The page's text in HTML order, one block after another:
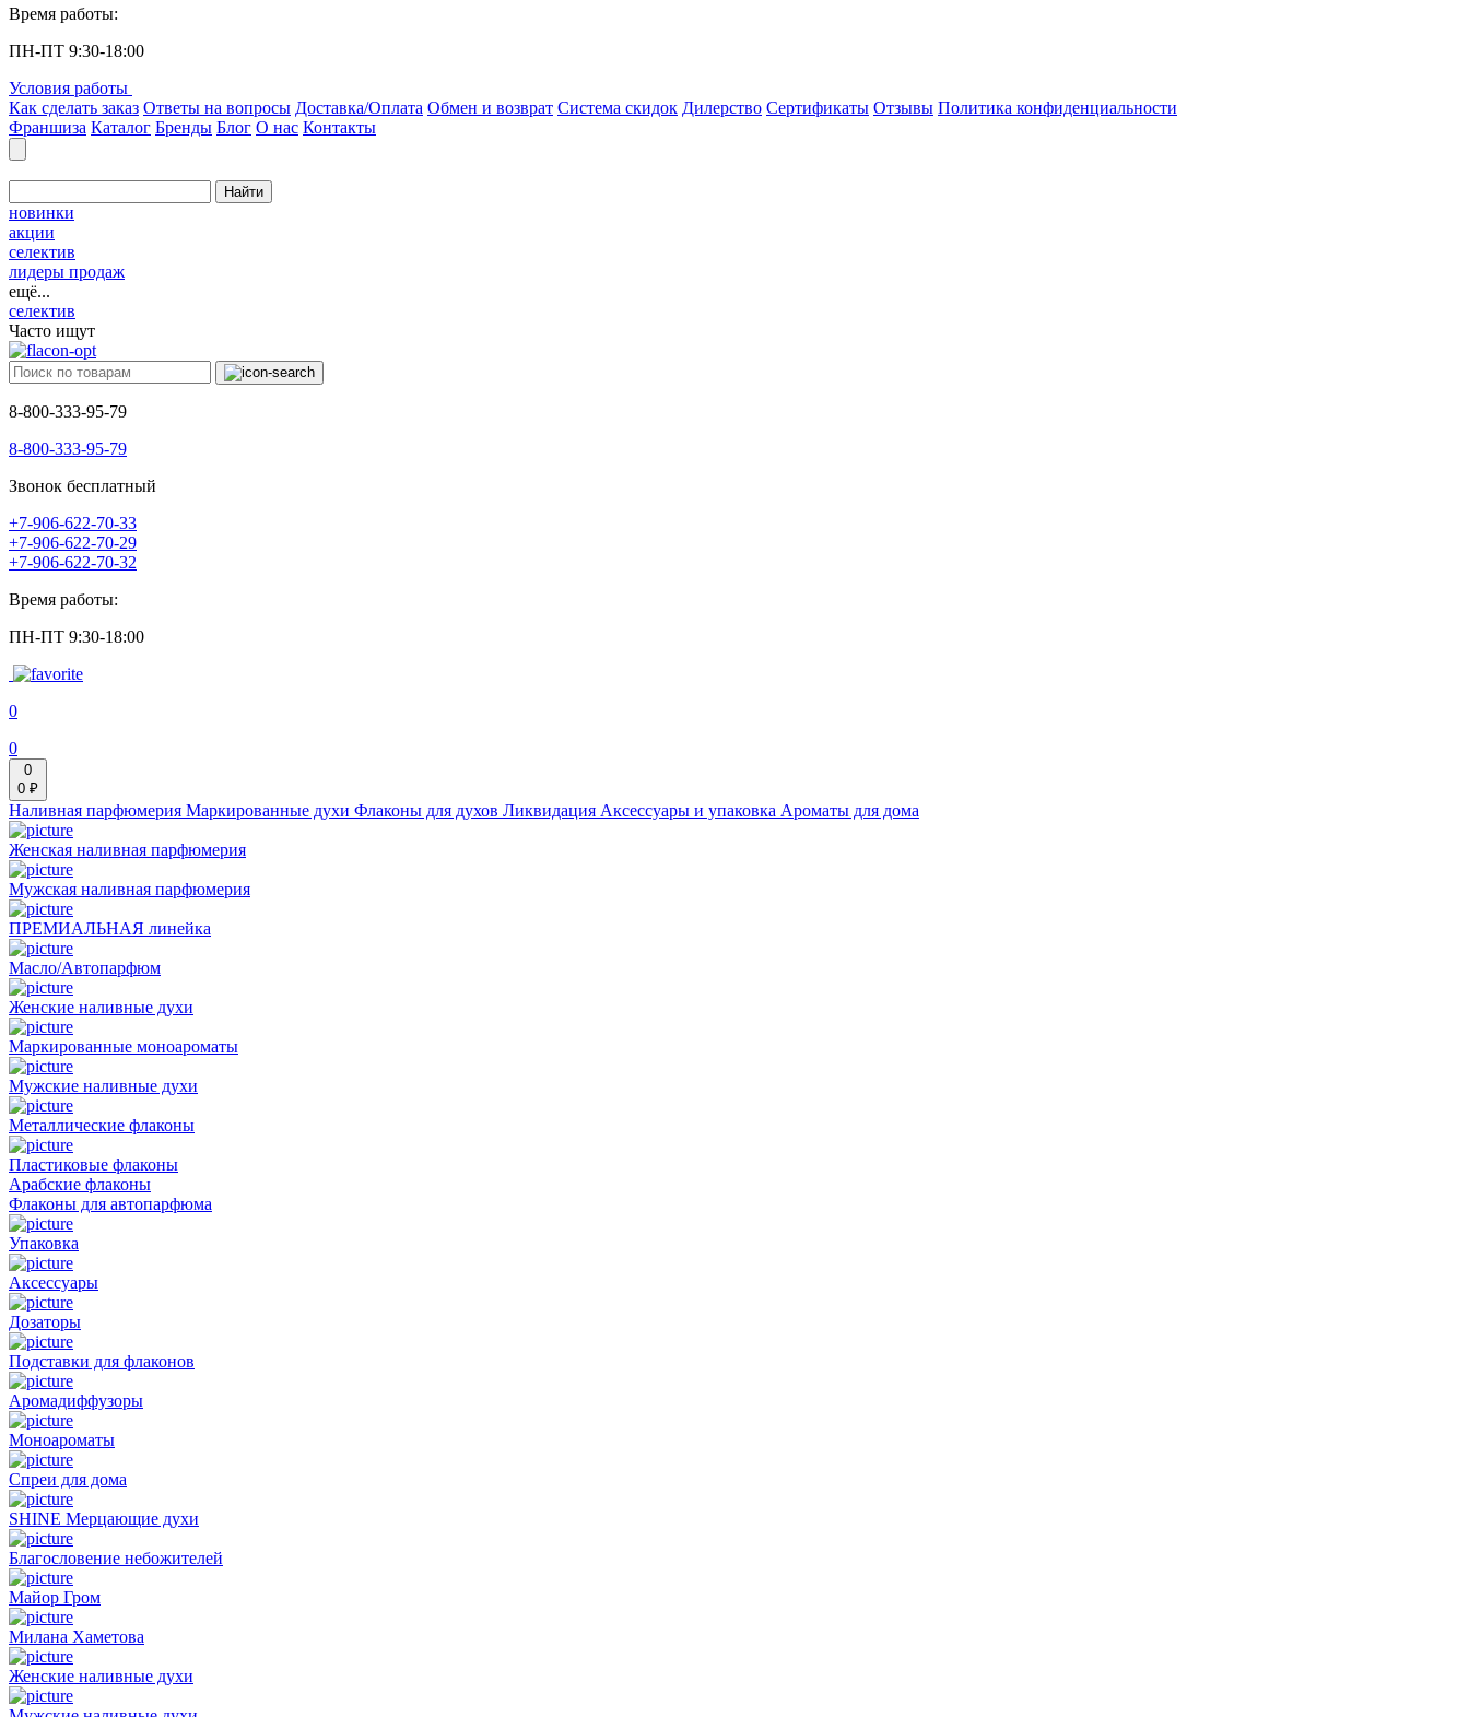
Время работы:
ПН-ПТ 9:30-18:00
Условия работы
Как сделать заказ Ответы на вопросы Доставка/Оплата Обмен и возврат Система скидок Дилерство Сертификаты Отзывы Политика конфиденциальности
Франшиза Каталог Бренды Блог О нас Контакты
Найти
новинки
акции
селектив
лидеры продаж
ещё...
селектив
Часто ищут
8-800-333-95-79
8-800-333-95-79
Звонок бесплатный
+7-906-622-70-33
+7-906-622-70-29
+7-906-622-70-32
Время работы:
ПН-ПТ 9:30-18:00
0
0
0
0 ₽
Наливная парфюмерия Маркированные духи Флаконы для духов Ликвидация Аксессуары и упаковка Ароматы для дома
Женская наливная парфюмерия
Мужская наливная парфюмерия
ПРЕМИАЛЬНАЯ линейка
Масло/Автопарфюм
Женские наливные духи
Маркированные моноароматы
Мужские наливные духи
Металлические флаконы
Пластиковые флаконы
Арабские флаконы
Флаконы для автопарфюма
Упаковка
Аксессуары
Дозаторы
Подставки для флаконов
Аромадиффузоры
Моноароматы
Спреи для дома
SHINE Мерцающие духи
Благословение небожителей
Майор Гром
Милана Хаметова
Женские наливные духи